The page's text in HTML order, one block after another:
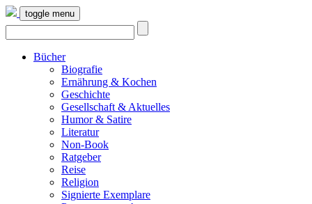
toggle menu
Bücher
Biografie
Ernährung & Kochen
Geschichte
Gesellschaft & Aktuelles
Humor & Satire
Literatur
Non-Book
Ratgeber
Reise
Religion
Signierte Exemplare